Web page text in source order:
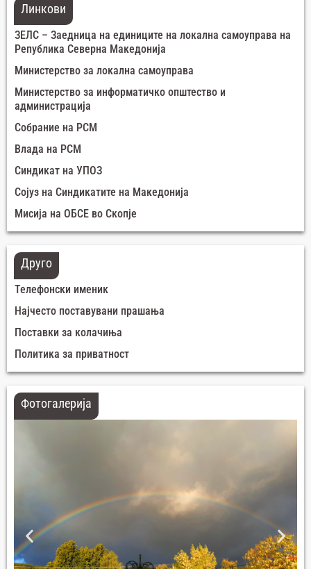
Линкови
ЗЕЛС – Заедница на единиците на локална самоуправа на
Република Северна Македонија
Министерство за локална самоуправа
Министерство за информатичко општество и
администрација
Собрание на РСМ
Влада на РСМ
Синдикат на УПОЗ
Сојуз на Синдикатите на Македонија
Мисија на ОБСЕ во Скопје
Друго
Телефонски именик
Најчесто поставувани прашања
Поставки за колачиња
Политика за приватност
Фотогалерија